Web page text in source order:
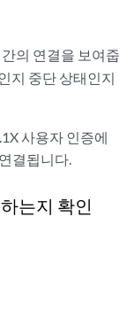
의 연결을 보여줍
지 중단 상태인지
사용자 인증에
결됩니다.
는지 확인